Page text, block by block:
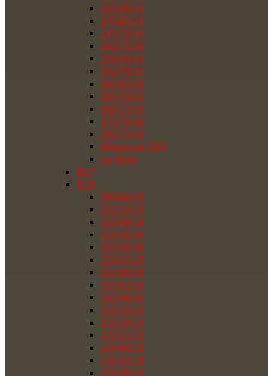
235/80/16
235/85/16
245/70/16
245/75/16
255/65/16
255/70/16
265/65/16
265/70/16
265/75/16
275/70/16
285/75/16
Шины на УАЗ
на Ниву
R17
R18
285/60/18
215/55/18
225/40/18
225/45/18
225/50/18
225/55/18
225/60/18
225/65/18
235/40/18
235/45/18
235/50/18
235/55/18
235/60/18
235/65/18
245/40/18